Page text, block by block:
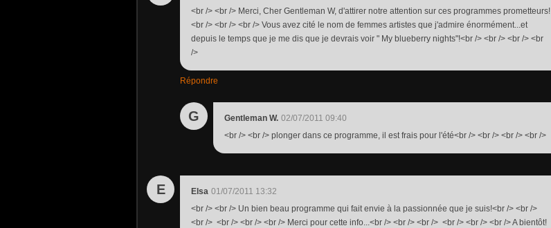
<br /> <br /> Merci, Cher Gentleman W, d'attirer notre attention sur ces programmes prometteurs!
<br /> <br /> <br /> Vous avez cité le nom de femmes artistes que j'admire énormément...et
depuis le temps que je me dis que je devrais voir " My blueberry nights"!<br /> <br /> <br /> <br
/>
Répondre
G Gentleman W. 02/07/2011 09:40
<br /> <br /> plonger dans ce programme, il est frais pour l'été<br /> <br /> <br /> <br />
E Elsa 01/07/2011 13:32
<br /> <br /> Un bien beau programme qui fait envie à la passionnée que je suis!<br /> <br />
<br /> <br /> <br /> <br /> Merci pour cette info...<br /> <br /> <br /> <br /> <br /> <br /> A bientôt!